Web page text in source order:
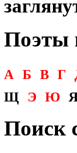
Поэты
А Б В Г
Щ Э Ю
Поиск